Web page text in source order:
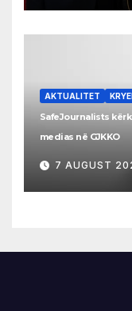
AKTUALITET
SafeJournalists
medias në GJKKO
7 AUGUST